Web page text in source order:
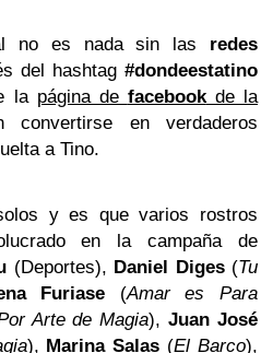
no es nada sin las redes
del hashtag #dondeestatino
la página de facebookde la
en verdaderos
a Tino.
y es que varios rostros
en la campaña de
(Deportes), Daniel Diges(Tu
Furiase (Amar es Para
Arte de Magia),Juan José
), Marina Salas (El Barco),